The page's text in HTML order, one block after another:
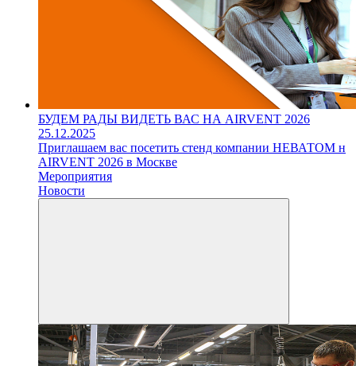
БУДЕМ РАДЫ ВИДЕТЬ ВАС НА AIRVENT 2026
25.12.2025
Приглашаем вас посетить стенд компании НЕВАТОМ н
AIRVENT 2026 в Москве
Мероприятия
Новости